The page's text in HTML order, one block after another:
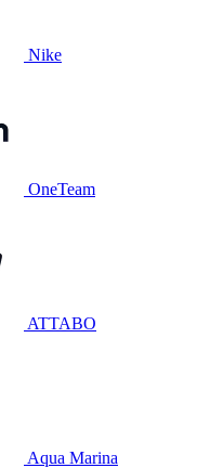
Nike
OneTeam
ATTABO
Aqua Marina